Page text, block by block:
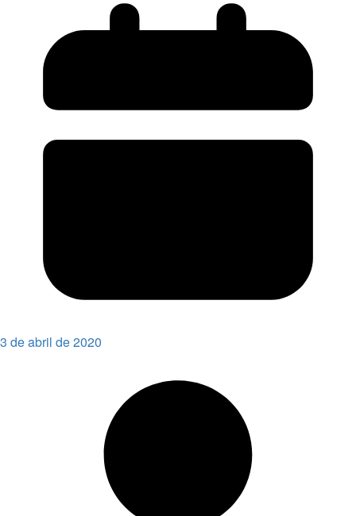
3 de abril de 2020